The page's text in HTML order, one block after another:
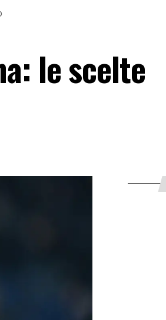
le scelte